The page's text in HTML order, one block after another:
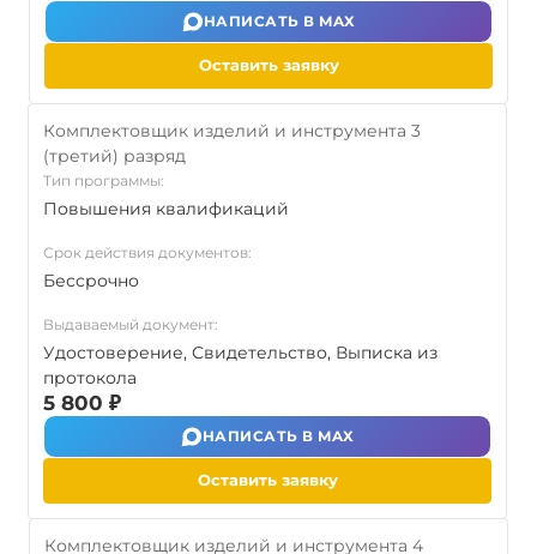
НАПИСАТЬ В MAX
Оставить заявку
Комплектовщик изделий и инструмента 3
(третий) разряд
Тип программы:
Повышения квалификаций
Срок действия документов:
Бессрочно
Выдаваемый документ:
Удостоверение, Свидетельство, Выписка из
протокола
5 800 ₽
НАПИСАТЬ В MAX
Оставить заявку
Комплектовщик изделий и инструмента 4